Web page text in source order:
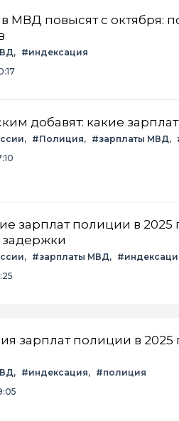
МВД повысят с октября:
#индексация
добавят: какие
#Полиция #зарплаты МВД
зарплат полиции в 2025
#зарплаты МВД
зарплат полиции в
#индексация
#полиция